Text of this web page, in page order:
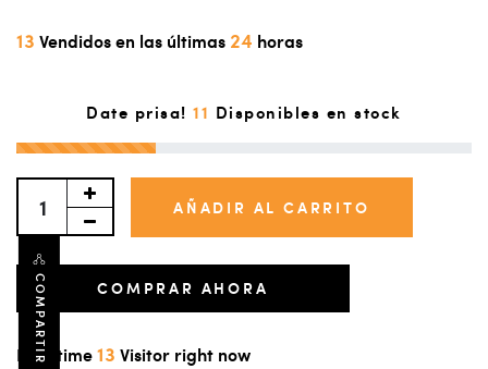
COMPARTIR
13 Vendidos en las últimas 24 horas
Date prisa!11 Disponibles en stock
AÑADIR AL CARRITO
COMPRAR AHORA
Real time13 Visitor right now